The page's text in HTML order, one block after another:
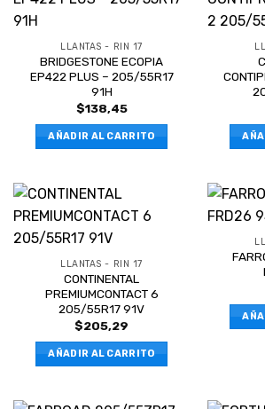
LLANTAS - RIN 17
BRIDGESTONE ECOPIA
EP422 PLUS – 205/55R17
91H
$138,45
AÑADIR AL CARRITO
LLANTAS - RIN 17
CONTINENTAL
PREMIUMCONTACT 6
205/55R17 91V
$205,29
AÑADIR AL CARRITO